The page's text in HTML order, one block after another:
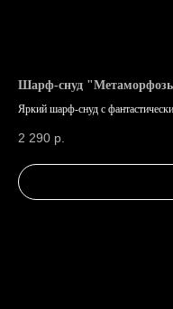
Шарф-снуд
Яркий шарф-снуд с
2 290 р.
ИНН 7810574944